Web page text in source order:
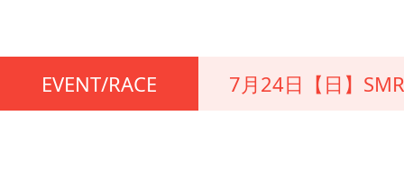
EVENT/RACE 7月24日【日】